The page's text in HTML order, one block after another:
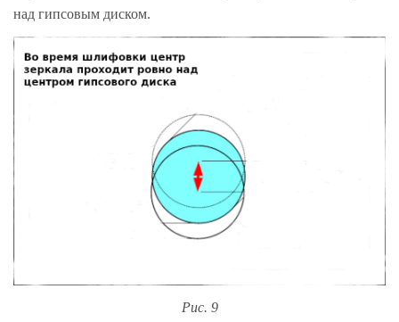
над гипсовым диском.
Рис. 9